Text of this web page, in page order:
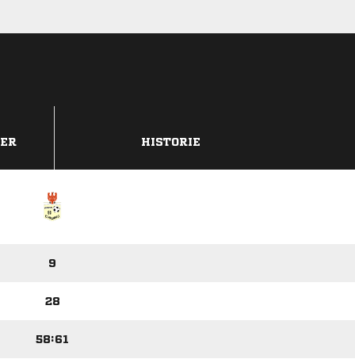
HISTORIE
9
28
58:61